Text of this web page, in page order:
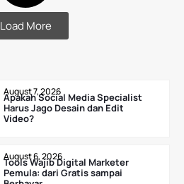
Load More
August 7, 2026
Apakah Social Media Specialist
Harus Jago Desain dan Edit
Video?
August 6, 2026
Tools Wajib Digital Marketer
Pemula: dari Gratis sampai